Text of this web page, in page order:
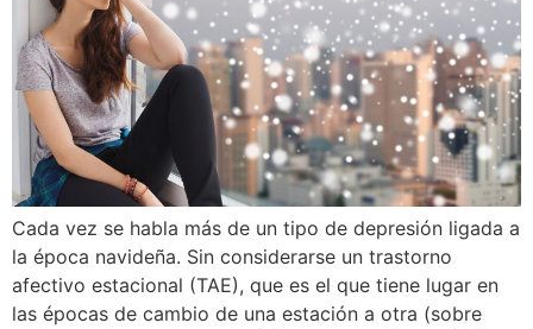
Cada vez se habla más de un tipo de depresión ligada a
la época navideña. Sin considerarse un trastorno
afectivo estacional (TAE), que es el que tiene lugar en
las épocas de cambio de una estación a otra (sobre